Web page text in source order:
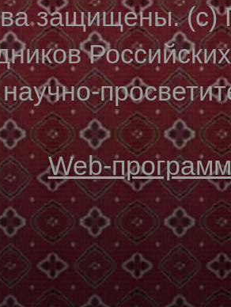
защищены. (с)
научно-
Web-